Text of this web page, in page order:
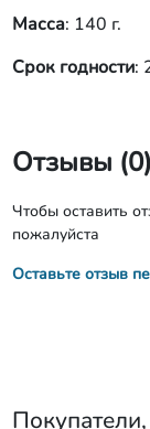
Масса: 140 г.
Срок годности:
Отзывы (0)
Чтобы оставить
пожалуйста
Оставьте отзыв